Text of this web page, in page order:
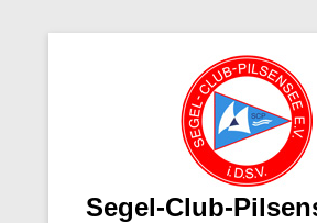
Segel-Club-